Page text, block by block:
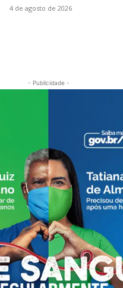
4 de agosto de 2026
- Publicidade -